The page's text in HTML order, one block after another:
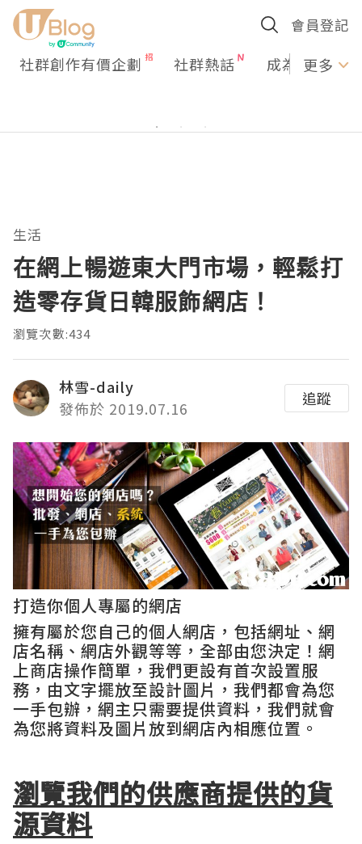
會員登記
社群創作有價企劃 社群熱話 成為U更多
生活
在網上暢遊東大門市場，輕鬆打
造零存貨日韓服飾網店！
瀏覽次數:434
林雪-daily
發佈於 2019.07.16
追蹤
打造你個人專屬的網店
擁有屬於您自己的個人網店，包括網址、網
店名稱、網店外觀等等，全部由您決定！網
上商店操作簡單，我們更設有首次設置服
務，由文字擺放至設計圖片，我們都會為您
一手包辦，網主只需要提供資料，我們就會
為您將資料及圖片放到網店內相應位置。
瀏覽我們的供應商提供的貨
源資料